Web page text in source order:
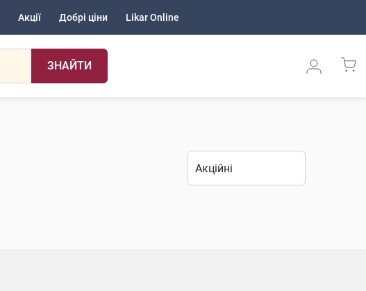
Акції Добрі ціни Likar Online
ЗНАЙТИ